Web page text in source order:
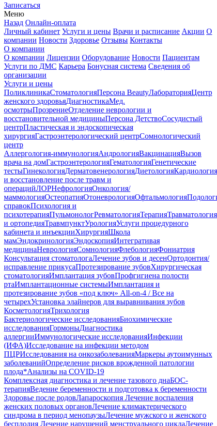
Записаться
Меню
Назад Онлайн-оплата
Личный кабинет Услуги и цены Врачи и расписание Акции О
компании Новости Здоровье Отзывы Контакты
О компании
О компании Лицензии Оборудование Новости Пациентам
Услуги по ДМС Карьера Бонусная система Сведения об
организации
Услуги и цены
ПоликлиникаСтоматологияПерсона BeautyЛабораторияЦентр
женского здоровьяДиагностикаМед.
осмотрыПрозрениеОтделение неврологии и
восстановительной медициныПерсона ДетствоСосудистый
центрПластическая и эндоскопическая
хирургияГастроэнтерологический центрСомнологический
центр
Аллергология-иммунологияАндрологияВакцинацияВызов
врача на домГастроэнтерологияГематологияГенетические
тестыГинекологияДерматовенерологияДиетологияКардиология
и восстановление после травм и
операцийЛОРНефрологияОнкология/
маммологияОстеопатияОтоневрологияОфтальмология
справокПсихология и
психотерапияПульмонологРевматологияТерапияТравматология
и ортопедияТравмпунктУрологияУслуги процедурного
кабинета и инъекцииХирургияШкола
мамЭндокринологияЭндоскопияИнтегративая
медицинаНеврологияСомнологияФлебологияФониатрия
Консультация стоматологаЛечение зубов и десенОртодонтия/
исправление прикусаПротезирование зубовХирургическая
стоматологияИмплантация зубовПрофгигиена полости
ртаИмплантационные системыИмплантация и
протезирование зубов «под ключ» All-on-4 / Все на
четырехУстановка элайнеров для выравнивания зубов
КосметологияТрихология
Бактериологические исследованияБиохимические
исследованияГормоныДиагностика
аллергииИммунологические исследованияИнфекции
(ИФА)Исследование на инфекции методом
ПЦРИсследования на онкозаболеванияМаркеры аутоимунных
заболеванийОпределение рисков врожденной патологии
плода*Анализы на COVID-19
Комплексная диагностика и лечение тазового днаБОС-
терапияВедение беременности и подготовка к беременности
Здоровье после родовЛапароскопия Лечение воспаления
женских половых органовЛечение климактерического
синдрома в период менопаузыЛечение мужского и женского
бесплодия Лечение нарушений менструального циклаЛечение